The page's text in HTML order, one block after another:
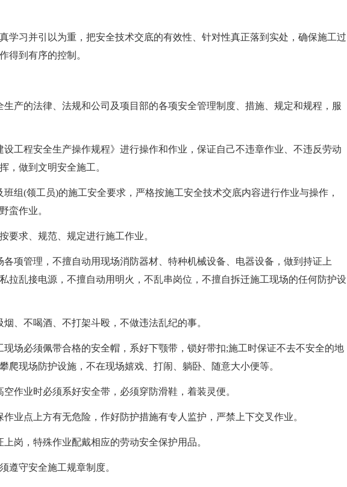
学习并引以为重，把安全技术交底的有效性、针对性真正落到实处，确保施工过
得到有序的控制。
生产的法律、法规和公司及项目部的各项安全管理制度、措施、规定和规程，服
设工程安全生产操作规程》进行操作和作业，保证自己不违章作业、不违反劳动
，做到文明安全施工。
班组(领工员)的施工安全要求，严格按施工安全技术交底内容进行作业与操作，
蛮作业。
要求、规范、规定进行施工作业。
各项管理，不擅自动用现场消防器材、特种机械设备、电器设备，做到持证上
拉乱接电源，不擅自动用明火，不乱串岗位，不擅自拆迁施工现场的任何防护设
烟、不喝酒、不打架斗殴，不做违法乱纪的事。
现场必须佩带合格的安全帽，系好下颚带，锁好带扣;施工时保证不去不安全的地
爬现场防护设施，不在现场嬉戏、打闹、躺卧、随意大小便等。
空作业时必须系好安全带，必须穿防滑鞋，着装灵便。
作业点上方有无危险，作好防护措施有专人监护，严禁上下交叉作业。
上岗，特殊作业配戴相应的劳动安全保护用品。
遵守安全施工规章制度。